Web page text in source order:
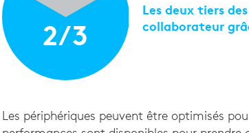
2/3
Les deux tiers
collaborateur
Les périphériques peuvent être optimisés